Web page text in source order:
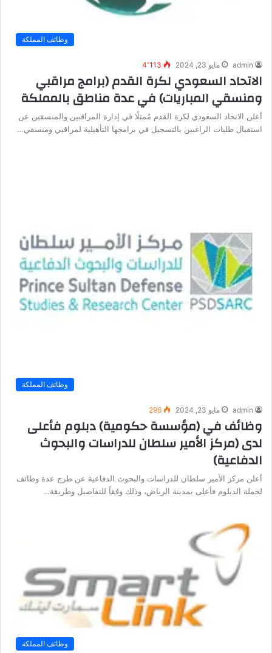
وظائف المملكة
admin مايو 23, 2024 4٬113
الاتحاد السعودي لكرة القدم (برامج مراقبي
ومنسقي المباريات) في عدة مناطق بالمملكة
أعلن الاتحاد السعودي لكرة القدم مُمثلًا في إدارة المراقبين والمنسقين عن
استقبال طلبات الراغبين بالتسجيل في برامجها التأهيلية لمراقبي ومنسقي…
وظائف المملكة
admin مايو 23, 2024 296
وظائف في (مؤسسة حكومية) دبلوم فأعلى
لدى (مركز الأمير سلطان للدراسات والبحوث
الدفاعية)
أعلن مركز الأمير سلطان للدراسات والبحوث الدفاعية عن طرح عدة وظائف
لحملة الدبلوم فأعلى بمدينة الرياض، وذلك وفقاً للتفاصيل وطريقة…
وظائف المملكة